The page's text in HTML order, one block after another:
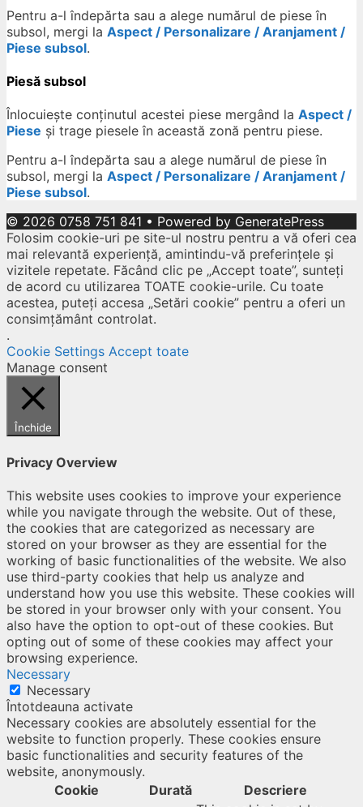
Pentru a-l îndepărta sau a alege numărul de piese în
subsol, mergi la Aspect / Personalizare / Aranjament /
Piese subsol.
Piesă subsol
Înlocuiește conținutul acestei piese mergând la Aspect /
Piese și trage piesele în această zonă pentru piese.
Pentru a-l îndepărta sau a alege numărul de piese în
subsol, mergi la Aspect / Personalizare / Aranjament /
Piese subsol.
© 2026 0758 751 841 • Powered by GeneratePress
Folosim cookie-uri pe site-ul nostru pentru a vă oferi cea
mai relevantă experiență, amintindu-vă preferințele și
vizitele repetate. Făcând clic pe „Accept toate”, sunteți
de acord cu utilizarea TOATE cookie-urile. Cu toate
acestea, puteți accesa „Setări cookie” pentru a oferi un
consimțământ controlat.
.
Cookie Settings Accept toate
Manage consent
Închide
Privacy Overview
This website uses cookies to improve your experience
while you navigate through the website. Out of these,
the cookies that are categorized as necessary are
stored on your browser as they are essential for the
working of basic functionalities of the website. We also
use third-party cookies that help us analyze and
understand how you use this website. These cookies will
be stored in your browser only with your consent. You
also have the option to opt-out of these cookies. But
opting out of some of these cookies may affect your
browsing experience.
Necessary
Necessary
Întotdeauna activate
Necessary cookies are absolutely essential for the
website to function properly. These cookies ensure
basic functionalities and security features of the
website, anonymously.
Cookie
Durată Descriere